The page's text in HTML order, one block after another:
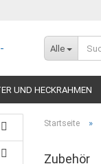
Alle
UND HECKRAHMEN
Startseite »
Zubehör